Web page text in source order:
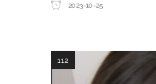
2023-10-25
112